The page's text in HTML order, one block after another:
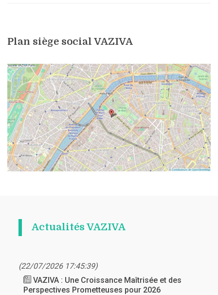
Plan siège social VAZIVA
Actualités VAZIVA
(22/07/2026 17:45:39)
VAZIVA : Une Croissance Maîtrisée et des
Perspectives Prometteuses pour 2026